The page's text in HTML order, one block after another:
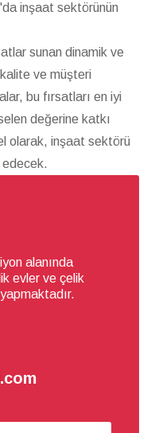
inşaat sektörünün
sunan dinamik ve
ve müşteri
bu fırsatları en iyi
değerine katkı
olarak, inşaat sektörü
alanında
evler ve çelik